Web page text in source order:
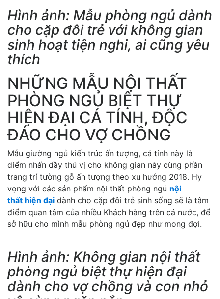
Hình ảnh: Mẫu phòng ngủ dành
cho cặp đôi trẻ với không gian
sinh hoạt tiện nghi, ai cũng yêu
thích
NHỮNG MẪU NỘI THẤT
PHÒNG NGỦ BIỆT THỰ
HIỆN ĐẠI CÁ TÍNH, ĐỘC
ĐÁO CHO VỢ CHỒNG
Mẫu giường ngủ kiến trúc ấn tượng, cá tính này là
điểm nhấn đầy thú vị cho không gian này cùng phần
trang trí tường gỗ ấn tượng theo xu hướng 2018. Hy
vọng với các sản phẩm nội thất phòng ngủ nội
thất hiện đại dành cho cặp đôi trẻ sinh sống sẽ là tâm
điểm quan tâm của nhiều Khách hàng trên cả nước, để
sở hữu cho mình mẫu phòng ngủ đẹp như mong đợi.
Hình ảnh: Không gian nội thất
phòng ngủ biệt thự hiện đại
dành cho vợ chồng và con nhỏ